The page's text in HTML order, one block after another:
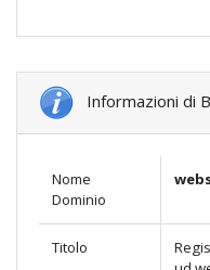
Informazioni di
Nome
Dominio
Titolo